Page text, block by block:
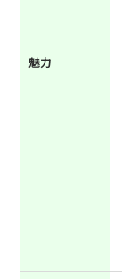
魅力